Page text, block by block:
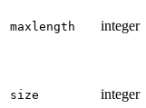
maxlength integer
size integer